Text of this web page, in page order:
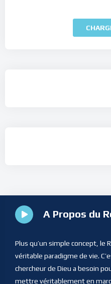
A Propos du
Plus qu’un simple concept, le
véritable paradigme de vie.
chercheur de Dieu a besoin
mettre véritablement en